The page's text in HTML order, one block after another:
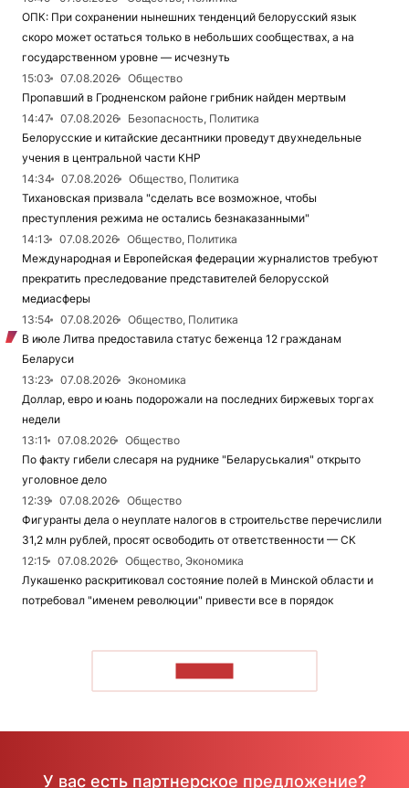
ОПК: При сохранении нынешних тенденций белорусский язык
скоро может остаться только в небольших сообществах, а на
государственном уровне — исчезнуть
15:03
07.08.2026
Общество
Пропавший в Гродненском районе грибник найден мертвым
14:47
07.08.2026
Безопасность, Политика
Белорусские и китайские десантники проведут двухнедельные
учения в центральной части КНР
14:34
07.08.2026
Общество, Политика
Тихановская призвала "сделать все возможное, чтобы
преступления режима не остались безнаказанными"
14:13
07.08.2026
Общество, Политика
Международная и Европейская федерации журналистов требуют
прекратить преследование представителей белорусской
медиасферы
13:54
07.08.2026
Общество, Политика
В июле Литва предоставила статус беженца 12 гражданам
Беларуси
13:23
07.08.2026
Экономика
Доллар, евро и юань подорожали на последних биржевых торгах
недели
13:11
07.08.2026
Общество
По факту гибели слесаря на руднике "Беларуськалия" открыто
уголовное дело
12:39
07.08.2026
Общество
Фигуранты дела о неуплате налогов в строительстве перечислили
31,2 млн рублей, просят освободить от ответственности — СК
12:15
07.08.2026
Общество, Экономика
Лукашенко раскритиковал состояние полей в Минской области и
потребовал "именем революции" привести все в порядок
У вас есть партнерское предложение?